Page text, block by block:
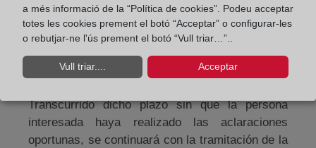
El transcurso de dicho plazo se podrá suspender
en el caso de que deba requerirse a la persona
hábiles, formule las aclaraciones necesarias
Transcurrido dicho plazo sin que la persona
interesada haya realizado las aclaraciones
oportunas, se continuará con la tramitación de la
a més informació de la “Política de cookies”. Podeu acceptar
totes les cookies prement el botó “Acceptar” o configurar-les
o rebutjar-ne l'ús prement el botó “Vull triar…”..
Vull triar.... Acceptar